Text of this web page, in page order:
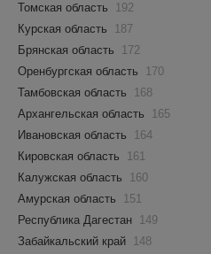
Томская область
192
Курская область
187
Брянская область
172
Оренбургская область
170
Тамбовская область
168
Архангельская область
165
Ивановская область
164
Кировская область
161
Калужская область
160
Амурская область
151
Республика Дагестан 149
Забайкальский край 148